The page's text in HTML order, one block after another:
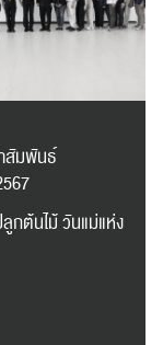
สัมพันธ์
กต้นไม้ วันแม่แห่ง